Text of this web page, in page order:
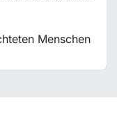
Menschen